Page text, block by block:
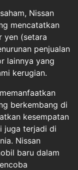
Nissan
mencatatkan
yen (setara
penjualan
lainnya yang
kerugian.
berkembang di
kesempatan
juga terjadi di
Nissan
baru dalam